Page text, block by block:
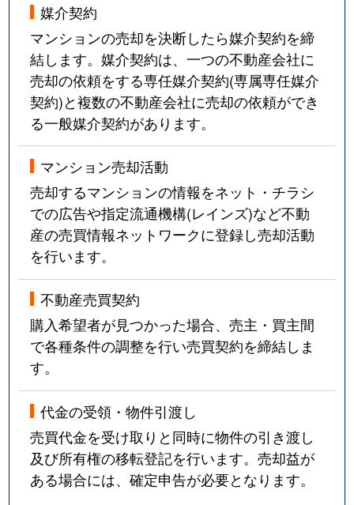
媒介契約
マンションの売却を決断したら媒介契約を締
結します。媒介契約は、一つの不動産会社に
売却の依頼をする専任媒介契約(専属専任媒介
契約)と複数の不動産会社に売却の依頼ができ
る一般媒介契約があります。
マンション売却活動
売却するマンションの情報をネット・チラシ
での広告や指定流通機構(レインズ)など不動
産の売買情報ネットワークに登録し売却活動
を行います。
不動産売買契約
購入希望者が見つかった場合、売主・買主間
で各種条件の調整を行い売買契約を締結しま
す。
代金の受領・物件引渡し
売買代金を受け取りと同時に物件の引き渡し
及び所有権の移転登記を行います。売却益が
ある場合には、確定申告が必要となります。